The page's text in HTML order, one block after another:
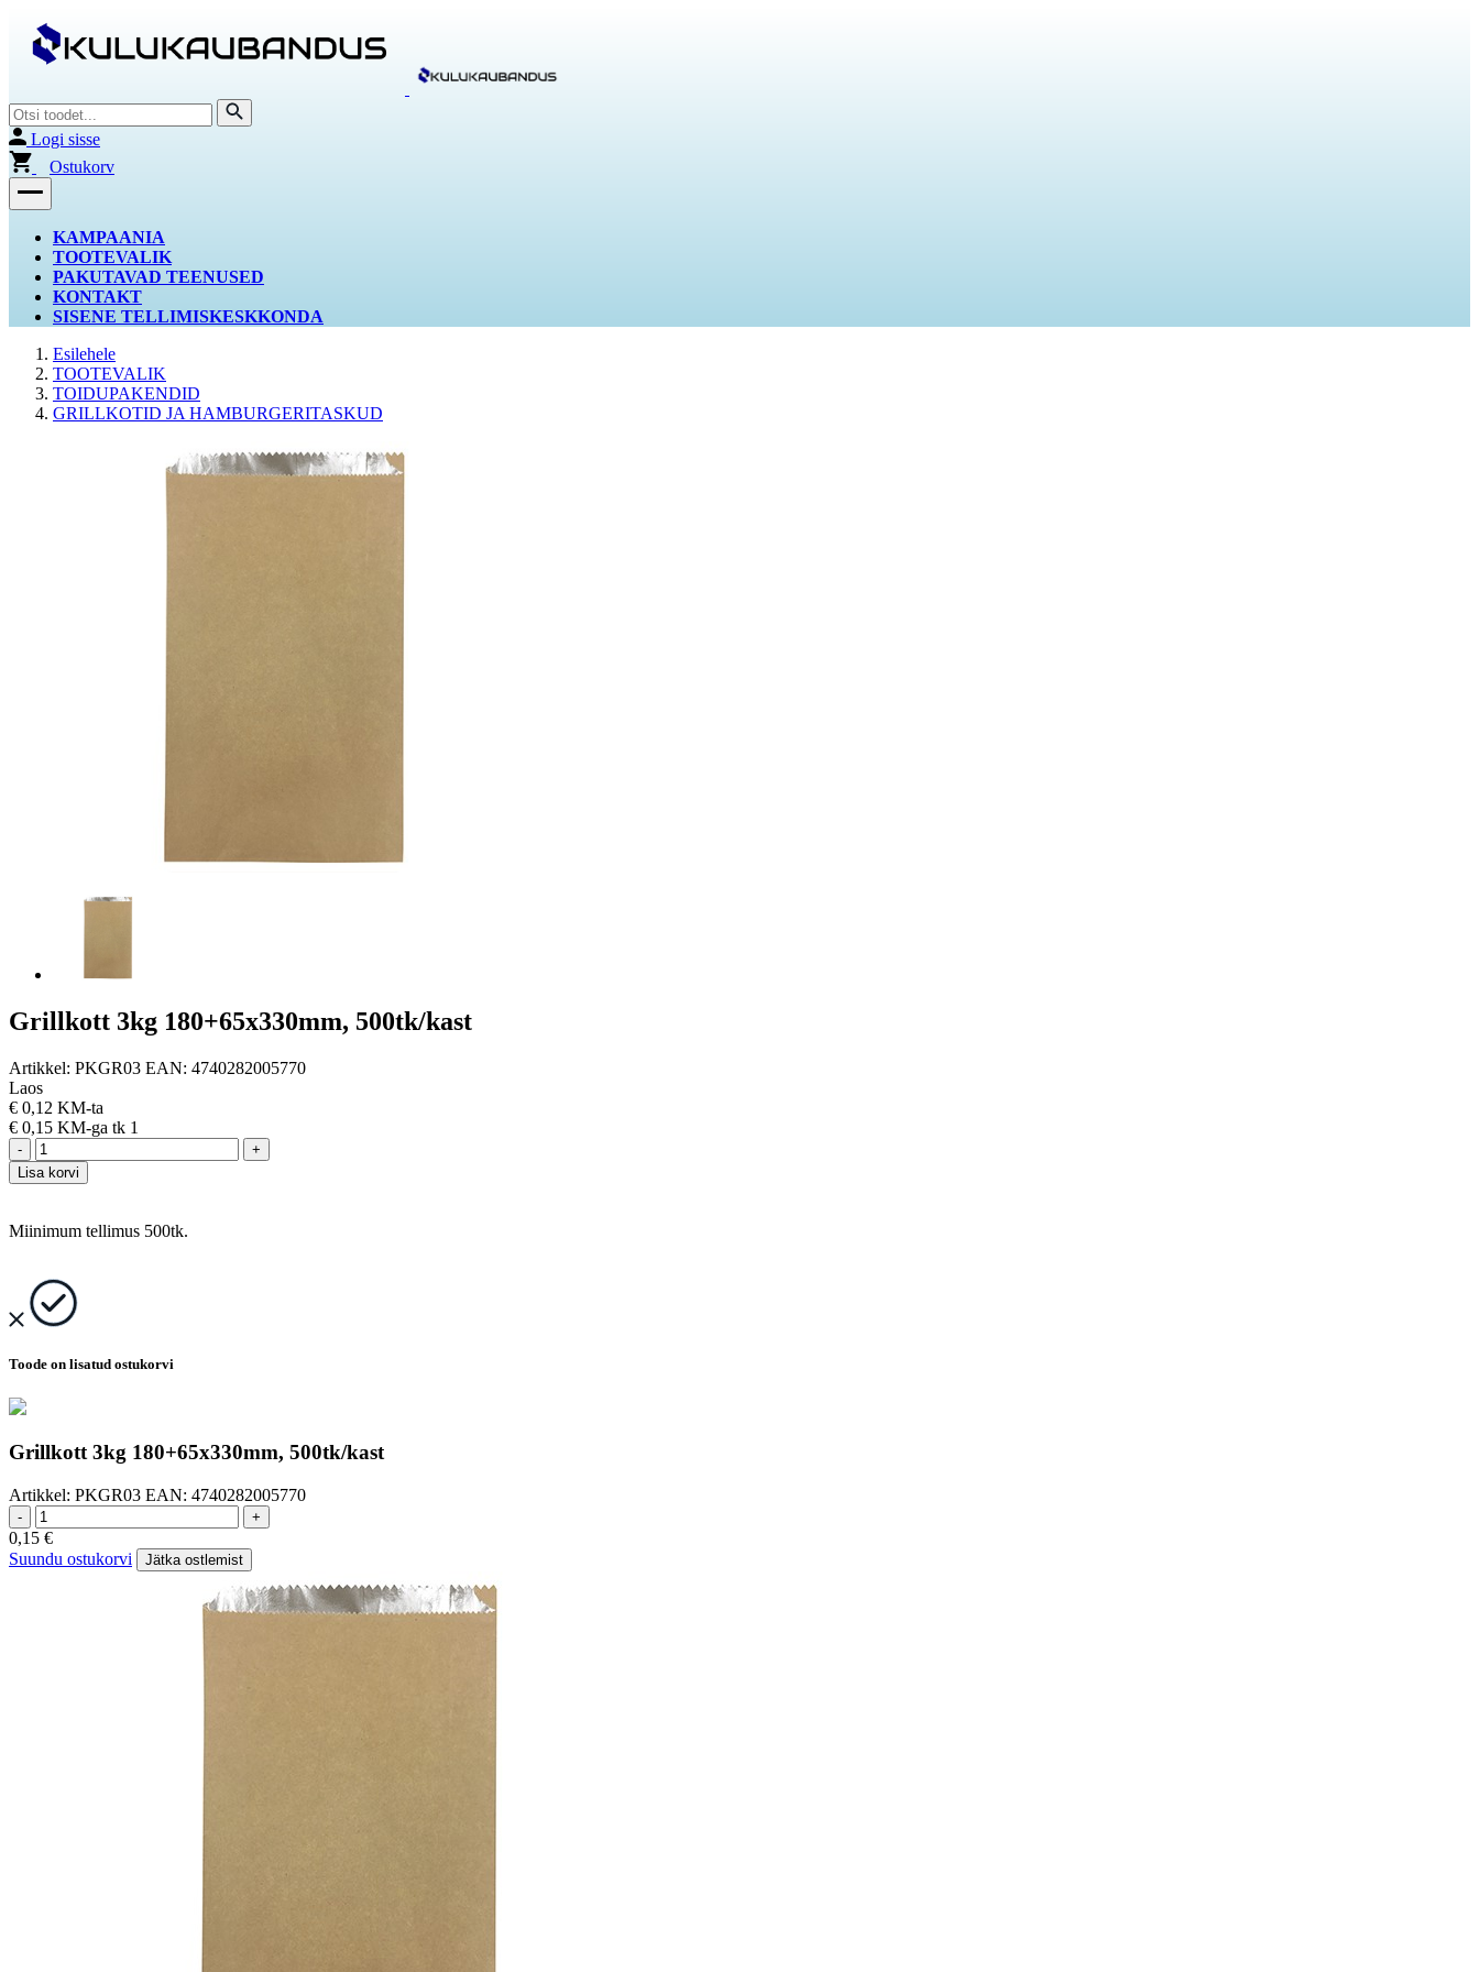
Logi sisse
Ostukorv
KAMPAANIA
TOOTEVALIK
PAKUTAVAD TEENUSED
KONTAKT
SISENE TELLIMISKESKKONDA
Esilehele
TOOTEVALIK
TOIDUPAKENDID
GRILLKOTID JA HAMBURGERITASKUD
Grillkott 3kg 180+65x330mm, 500tk/kast
Artikkel: PKGR03 EAN: 4740282005770
Laos
€ 0,12 KM-ta
€ 0,15 KM-ga tk 1
-
+
Lisa korvi
Miinimum tellimus 500tk.
Toode on lisatud ostukorvi
Grillkott 3kg 180+65x330mm, 500tk/kast
Artikkel: PKGR03 EAN: 4740282005770
- +
0,15 €
Suundu ostukorvi
Jätka ostlemist